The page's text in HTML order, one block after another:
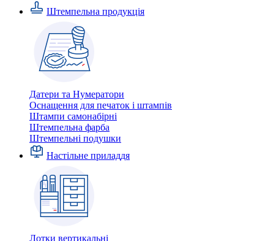
Штемпельна продукція
Датери та Нумератори
Оснащення для печаток і штампів
Штампи самонабірні
Штемпельна фарба
Штемпельні подушки
Настільне приладдя
Лотки вертикальні